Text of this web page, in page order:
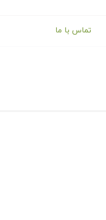
تماس با ما